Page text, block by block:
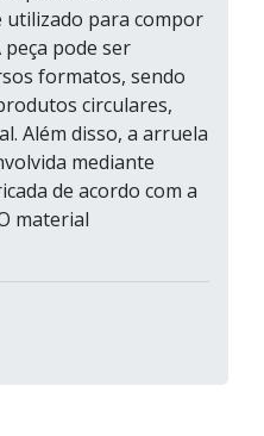
para compor
peça pode ser
formatos, sendo
circulares,
Além disso, a arruela
mediante
de acordo com a
material